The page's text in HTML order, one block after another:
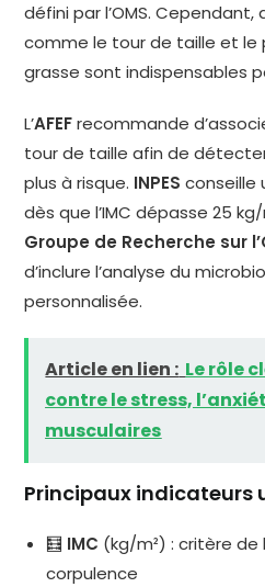
défini par l’OMS. Cependant,
comme le tour de taille et
grasse sont indispensables
L’AFEFrecommande
tour de taille afin de
plus à risque. INPES conseille
dès que l’IMC dépasse 25
Groupe de Recherche sur
d’inclure l’analyse du
personnalisée.
Article en lien : Le rôle
contre le stress,
musculaires
Principaux indicateurs
🧮 IMC (kg/m²) : critère de
corpulence